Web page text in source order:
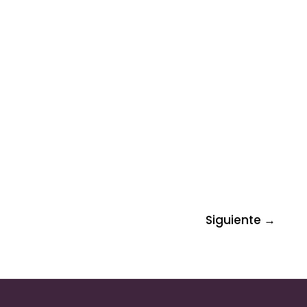
Siguiente →